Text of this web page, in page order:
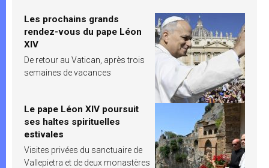
Les prochains grands
rendez-vous du pape Léon
XIV
De retour au Vatican, après trois
semaines de vacances
Le pape Léon XIV poursuit
ses haltes spirituelles
estivales
Visites privées du sanctuaire de
Vallepietra et de deux monastères